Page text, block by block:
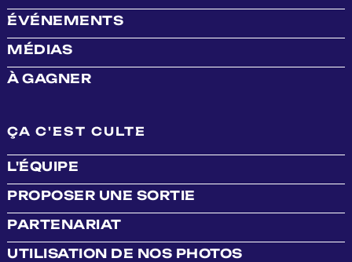
ÉVÉNEMENTS
MÉDIAS
À GAGNER
ÇA C'EST CULTE
L'ÉQUIPE
PROPOSER UNE SORTIE
PARTENARIAT
UTILISATION DE NOS PHOTOS